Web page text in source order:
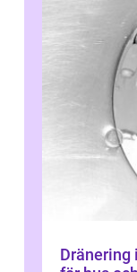
Dränering i